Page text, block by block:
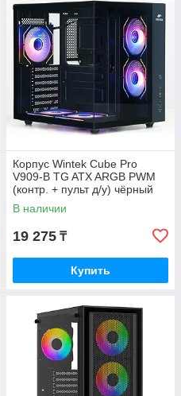
Корпус Wintek Cube Pro
V909-B TG ATX ARGB PWM
(контр. + пульт д/у) чёрный
В наличии
19 275 ₸
Купить